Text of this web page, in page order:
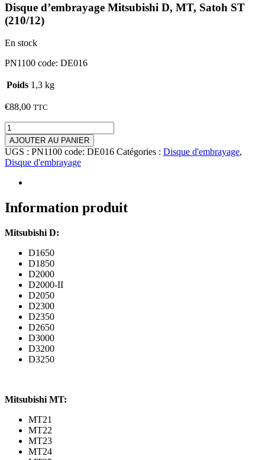
Disque d’embrayage Mitsubishi D, MT, Satoh ST
(210/12)
En stock
PN1100 code: DE016
Poids 1,3 kg
€88,00 TTC
quantité
de
Disque
d’embrayage
Mitsubishi
Satoh
ST
AJOUTER AU PANIER
UGS : PN1100 code: DE016 Catégories : Disque d'embrayage,
Disque d'embrayage
Information produit
Mitsubishi D:
D1650
D1850
D2000
D2000-II
D2050
D2300
D2350
D2650
D3000
D3200
D3250
Mitsubishi MT:
MT21
MT22
MT23
MT24